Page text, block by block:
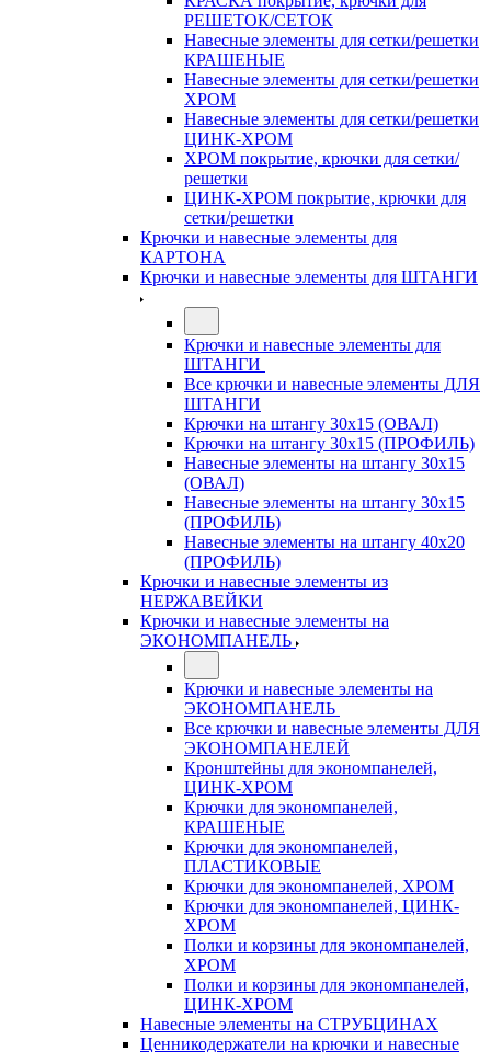
РЕШЕТОК/СЕТОК
Навесные элементы для сетки/решетки
КРАШЕНЫЕ
Навесные элементы для сетки/решетки
ХРОМ
Навесные элементы для сетки/решетки
ЦИНК-ХРОМ
ХРОМ покрытие, крючки для сетки/
решетки
ЦИНК-ХРОМ покрытие, крючки для
сетки/решетки
Крючки и навесные элементы для
КАРТОНА
Крючки и навесные элементы для ШТАНГИ
Крючки и навесные элементы для
ШТАНГИ
Все крючки и навесные элементы ДЛЯ
ШТАНГИ
Крючки на штангу 30х15 (ОВАЛ)
Крючки на штангу 30х15 (ПРОФИЛЬ)
Навесные элементы на штангу 30х15
(ОВАЛ)
Навесные элементы на штангу 30х15
(ПРОФИЛЬ)
Навесные элементы на штангу 40х20
(ПРОФИЛЬ)
Крючки и навесные элементы из
НЕРЖАВЕЙКИ
Крючки и навесные элементы на
ЭКОНОМПАНЕЛЬ
Крючки и навесные элементы на
ЭКОНОМПАНЕЛЬ
Все крючки и навесные элементы ДЛЯ
ЭКОНОМПАНЕЛЕЙ
Кронштейны для экономпанелей,
ЦИНК-ХРОМ
Крючки для экономпанелей,
КРАШЕНЫЕ
Крючки для экономпанелей,
ПЛАСТИКОВЫЕ
Крючки для экономпанелей, ХРОМ
Крючки для экономпанелей, ЦИНК-
ХРОМ
Полки и корзины для экономпанелей,
ХРОМ
Полки и корзины для экономпанелей,
ЦИНК-ХРОМ
Навесные элементы на СТРУБЦИНАХ
Ценникодержатели на крючки и навесные